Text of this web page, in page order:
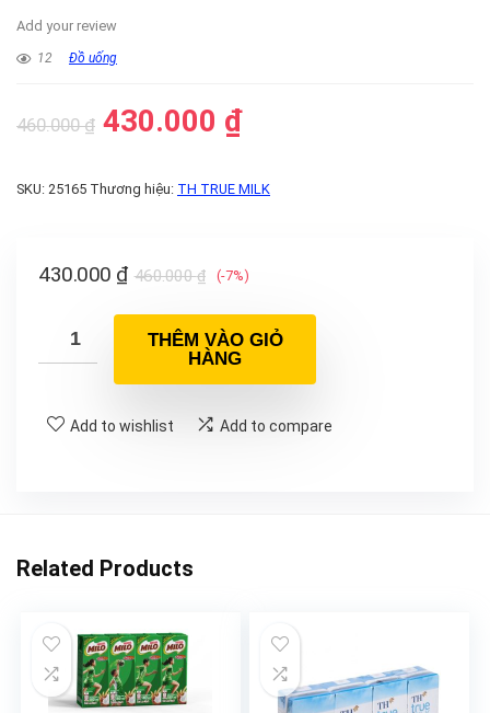
Add your review
12 Đồ uống
460.000₫ 430.000 ₫
SKU: 25165 Thương hiệu: TH TRUE MILK
460.000₫
430.000 ₫ (-7%)
THÊM VÀO GIỎ
HÀNG
Add to wishlist Add to compare
Related Products